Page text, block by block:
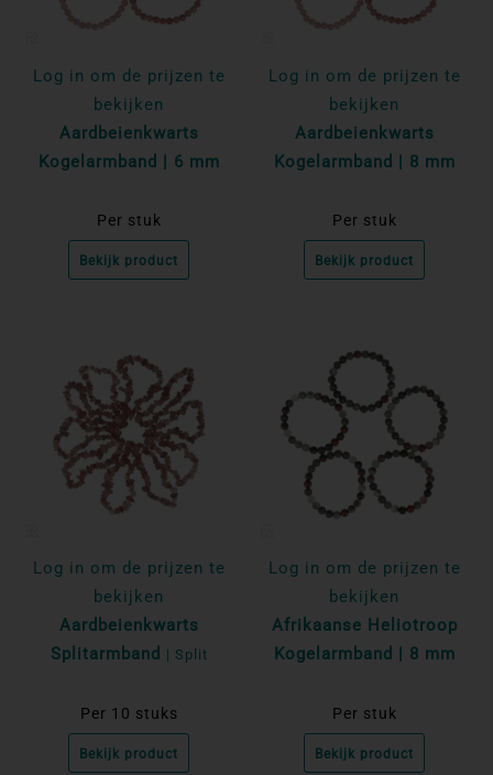
Log in om de prijzen te
bekijken
Aardbeienkwarts
Kogelarmband | 6 mm
Per stuk
Bekijk product
Log in om de prijzen te
bekijken
Aardbeienkwarts
Kogelarmband | 8 mm
Per stuk
Bekijk product
Log in om de prijzen te
bekijken
Aardbeienkwarts
Splitarmband | Split
Per 10 stuks
Bekijk product
Log in om de prijzen te
bekijken
Afrikaanse Heliotroop
Kogelarmband | 8 mm
Per stuk
Bekijk product